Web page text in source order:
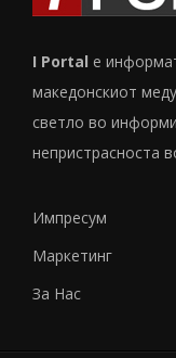
I Portal е
македонскиот
светло во
непристрасноста
Импресум
Маркетинг
За Нас